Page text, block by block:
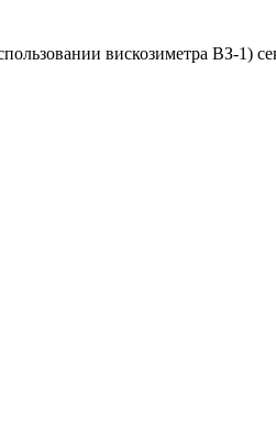
вискозиметра ВЗ-1)